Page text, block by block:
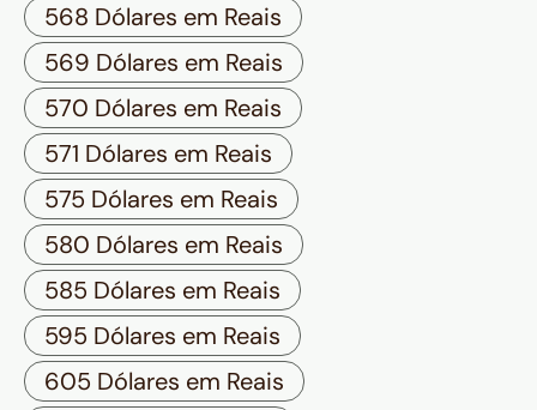
568 Dólares em Reais
569 Dólares em Reais
570 Dólares em Reais
571 Dólares em Reais
575 Dólares em Reais
580 Dólares em Reais
585 Dólares em Reais
595 Dólares em Reais
605 Dólares em Reais